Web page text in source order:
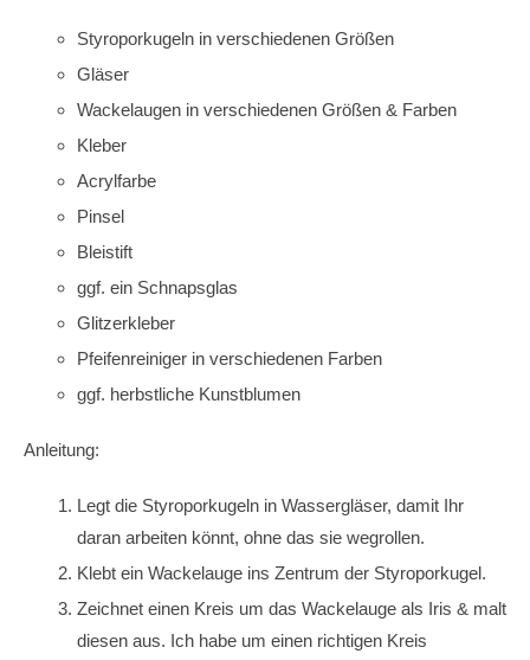
Styroporkugeln in verschiedenen Größen
Gläser
Wackelaugen in verschiedenen Größen & Farben
Kleber
Acrylfarbe
Pinsel
Bleistift
ggf. ein Schnapsglas
Glitzerkleber
Pfeifenreiniger in verschiedenen Farben
ggf. herbstliche Kunstblumen
Anleitung:
Legt die Styroporkugeln in Wassergläser, damit Ihr
daran arbeiten könnt, ohne das sie wegrollen.
Klebt ein Wackelauge ins Zentrum der Styroporkugel.
Zeichnet einen Kreis um das Wackelauge als Iris & malt
diesen aus. Ich habe um einen richtigen Kreis